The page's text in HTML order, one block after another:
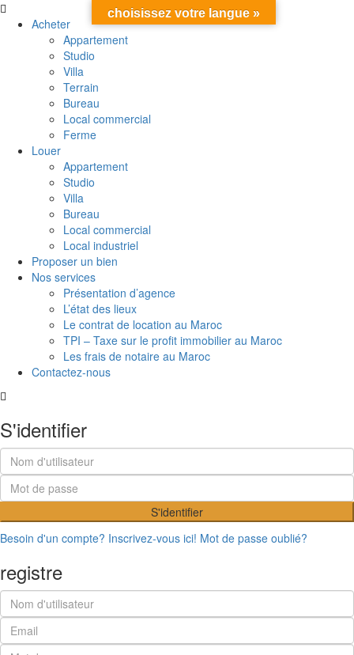
Acheter
Appartement
Studio
Villa
Terrain
Bureau
Local commercial
Ferme
Louer
Appartement
Studio
Villa
Bureau
Local commercial
Local industriel
Proposer un bien
Nos services
Présentation d’agence
L’état des lieux
Le contrat de location au Maroc
TPI – Taxe sur le profit immobilier au Maroc
Les frais de notaire au Maroc
Contactez-nous
S'identifier
S'identifier
Besoin d'un compte? Inscrivez-vous ici! Mot de passe oublié?
registre
choisissez votre langue »